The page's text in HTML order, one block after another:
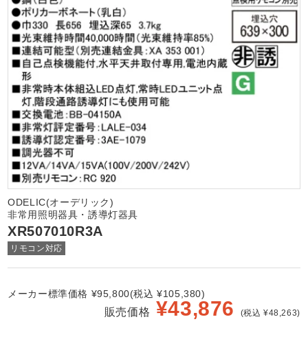
ODELIC(オーデリック)
非常用照明器具・誘導灯器具
XR507010R3A
リモコン対応
メーカー標準価格 ¥95,800(税込 ¥105,380)
販売価格 ¥43,876 (税込 ¥48,263)